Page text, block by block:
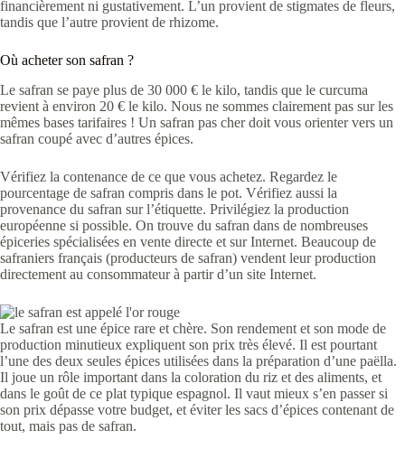
financièrement ni gustativement. L’un provient de stigmates de fleurs,
tandis que l’autre provient de rhizome.
Où acheter son safran ?
Le safran se paye plus de 30 000 € le kilo, tandis que le curcuma
revient à environ 20 € le kilo. Nous ne sommes clairement pas sur les
mêmes bases tarifaires ! Un safran pas cher doit vous orienter vers un
safran coupé avec d’autres épices.
Vérifiez la contenance de ce que vous achetez. Regardez le
pourcentage de safran compris dans le pot. Vérifiez aussi la
provenance du safran sur l’étiquette. Privilégiez la production
européenne si possible. On trouve du safran dans de nombreuses
épiceries spécialisées en vente directe et sur Internet. Beaucoup de
safraniers français (producteurs de safran) vendent leur production
directement au consommateur à partir d’un site Internet.
Le safran est une épice rare et chère. Son rendement et son mode de
production minutieux expliquent son prix très élevé. Il est pourtant
l’une des deux seules épices utilisées dans la préparation d’une paëlla.
Il joue un rôle important dans la coloration du riz et des aliments, et
dans le goût de ce plat typique espagnol. Il vaut mieux s’en passer si
son prix dépasse votre budget, et éviter les sacs d’épices contenant de
tout, mais pas de safran.